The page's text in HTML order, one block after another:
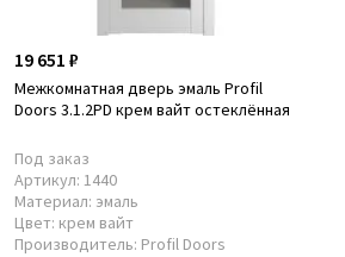
19 651 ₽
Межкомнатная дверь эмаль Profil
Doors 3.1.2PD крем вайт остеклённая
Под заказ
Артикул: 1440
Материал: эмаль
Цвет: крем вайт
Производитель: Profil Doors